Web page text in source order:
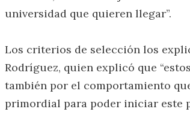
universidad que quieren llegar”.
Los criterios de selección los
Rodríguez, quien explicó que
también por el comportamiento
primordial para poder iniciar este